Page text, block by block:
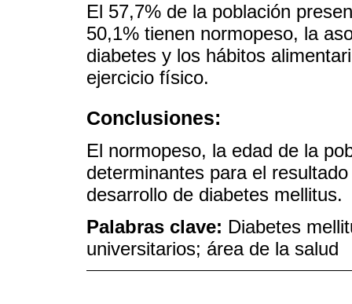
El 57,7% de la población
50,1% tienen normopeso, la
diabetes y los hábitos
ejercicio físico.
Conclusiones:
El normopeso, la edad de la
determinantes para el
desarrollo de diabetes mellitus.
Palabras clave: Diabetes
universitarios; área de la salud